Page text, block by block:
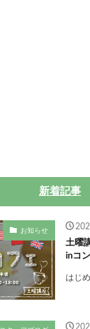
新着記事
お知らせ
土曜
inコ
はじ